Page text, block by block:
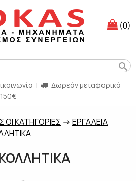
(0)
search
|
Δωρεάν μεταφορικά
ΟΙ ΚΑΤΗΓΟΡΙΕΣ -> ΕΡΓΑΛΕΙΑ